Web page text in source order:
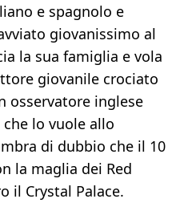
e spagnolo e
giovanissimo al
la sua famiglia e vola
giovanile crociato
osservatore inglese
lo vuole allo
di dubbio che il 10
la maglia dei Red
il Crystal Palace.